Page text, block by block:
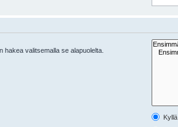
hakea valitsemalla se alapuolelta.
Kyllä